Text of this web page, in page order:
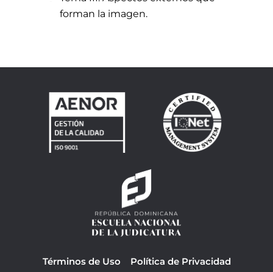
forman la imagen.
Términos de Uso
Política de Privacidad